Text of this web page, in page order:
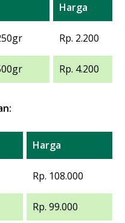
Harga
Rp. 2.200
Rp. 4.200
Harga
Rp. 108.000
Rp. 99.000